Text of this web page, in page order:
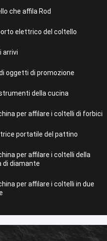
che affila Rod
elettrico del coltello
arrivi
oggetti di promozione
della cucina
per affilare i coltelli di forbici
portatile del pattino
per affilare i coltelli della
di diamante
per affilare i coltelli in due